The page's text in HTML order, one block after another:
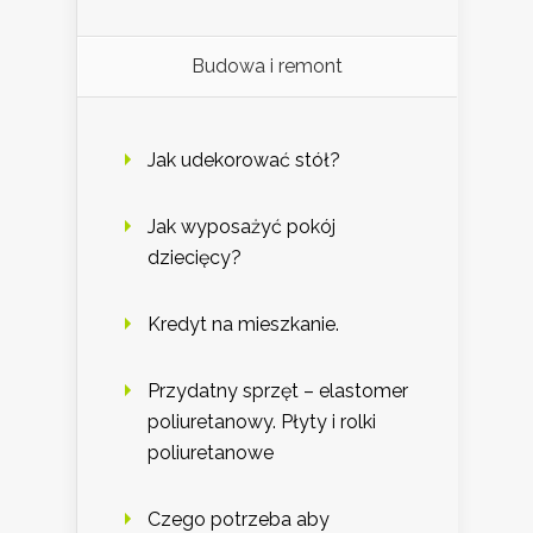
Budowa i remont
Jak udekorować stół?
Jak wyposażyć pokój
dziecięcy?
Kredyt na mieszkanie.
Przydatny sprzęt – elastomer
poliuretanowy. Płyty i rolki
poliuretanowe
Czego potrzeba aby